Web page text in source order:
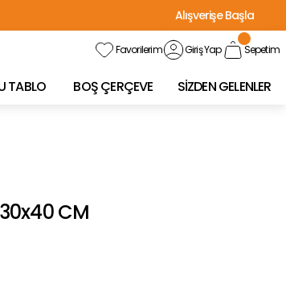
Alışverişe Başla
Favorilerim Giriş Yap Sepetim
TABLO BOŞ ÇERÇEVE SİZDEN GELENLER
CM